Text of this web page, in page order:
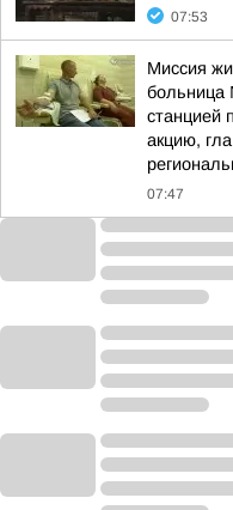
07:53
Миссия
больница
станцией
акцию,
07:47